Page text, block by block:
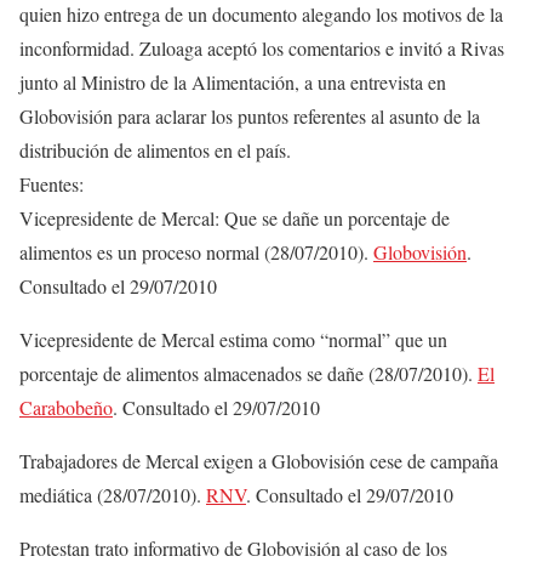
quien hizo entrega de un documento alegando los motivos de la
inconformidad. Zuloaga aceptó los comentarios e invitó a Rivas
junto al Ministro de la Alimentación, a una entrevista en
Globovisión para aclarar los puntos referentes al asunto de la
distribución de alimentos en el país.
Fuentes:
Vicepresidente de Mercal: Que se dañe un porcentaje de
alimentos es un proceso normal (28/07/2010). Globovisión.
Consultado el 29/07/2010
Vicepresidente de Mercal estima como “normal” que un
porcentaje de alimentos almacenados se dañe (28/07/2010). El
Carabobeño. Consultado el 29/07/2010
Trabajadores de Mercal exigen a Globovisión cese de campaña
mediática (28/07/2010). RNV. Consultado el 29/07/2010
Protestan trato informativo de Globovisión al caso de los